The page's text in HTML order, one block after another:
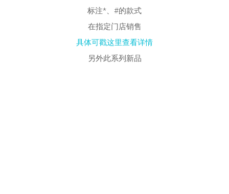
标注*、#的款式
在指定门店销售
具体可戳这里查看详情
另外此系列新品